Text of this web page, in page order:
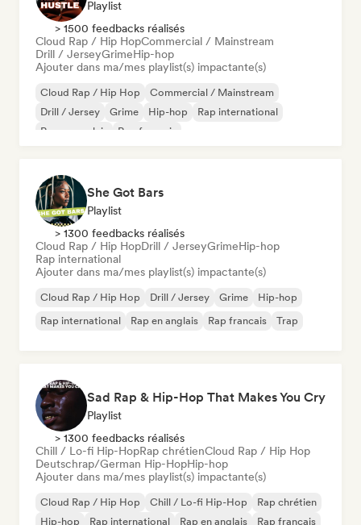
Playlist
> 1500 feedbacks réalisés
Cloud Rap / Hip HopCommercial / Mainstream
Drill / JerseyGrimeHip-hop
Ajouter dans ma/mes playlist(s) impactante(s)
Cloud Rap / Hip Hop
Commercial / Mainstream
Drill / Jersey
Grime Hip-hop
Rap international
Rap en anglais
Rap francais
She Got Bars
Playlist
> 1300 feedbacks réalisés
Cloud Rap / Hip HopDrill / JerseyGrimeHip-hop
Rap international
Ajouter dans ma/mes playlist(s) impactante(s)
Cloud Rap / Hip Hop Drill / Jersey Grime
Hip-hop
Rap international
Rap en anglais Rap francais Trap
Sad Rap & Hip-Hop That Makes You Cry
Playlist
> 1300 feedbacks réalisés
Chill / Lo-fi Hip-HopRap chrétienCloud Rap / Hip Hop
Deutschrap/German Hip-HopHip-hop
Ajouter dans ma/mes playlist(s) impactante(s)
Cloud Rap / Hip Hop Chill / Lo-fi Hip-Hop
Rap chrétien
Hip-hop
Rap international Rap en anglais Rap francais